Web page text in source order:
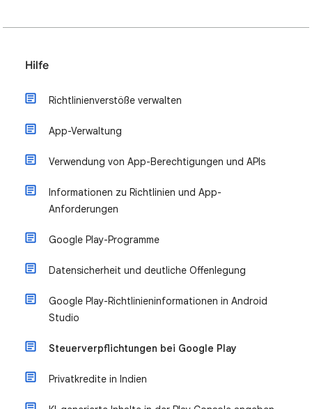
Hilfe
Richtlinienverstöße verwalten
App-Verwaltung
Verwendung von App-Berechtigungen und APIs
Informationen zu Richtlinien und App-
Anforderungen
Google Play-Programme
Datensicherheit und deutliche Offenlegung
Google Play-Richtlinieninformationen in Android
Studio
Steuerverpflichtungen bei Google Play
Privatkredite in Indien